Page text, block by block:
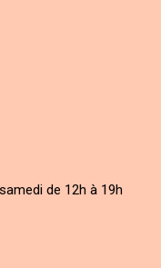
de 12h à 19h